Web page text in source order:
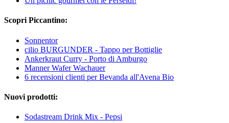
Scopri Piccantino:
Sonnentor
cilio BURGUNDER - Tappo per Bottiglie
Ankerkraut Curry - Porto di Amburgo
Manner Wafer Wachauer
6 recensioni clienti per Bevanda all'Avena Bio
Nuovi prodotti:
Sodastream Drink Mix - Pepsi